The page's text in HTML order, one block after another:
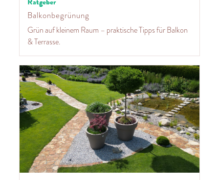
Balkonbegrünung
Grün auf kleinem Raum – praktische Tipps für Balkon
& Terrasse.